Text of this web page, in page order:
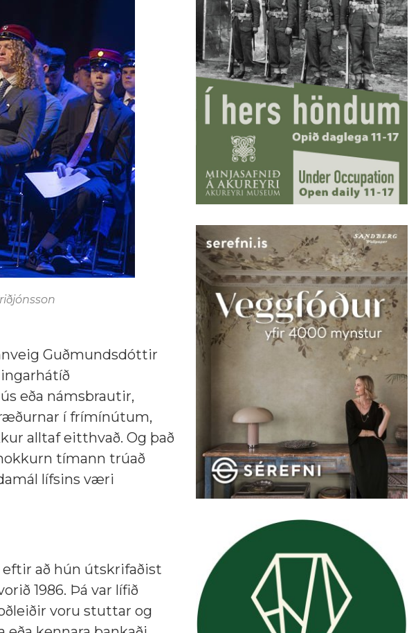
Guðmundsdóttir
eða námsbrautir,
í frímínútum,
alltaf eitthvað. Og það
tímann trúað
lífsins væri
eftir að hún útskrifaðist
1986. Þá var lífið
voru stuttar og